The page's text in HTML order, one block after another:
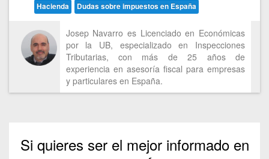
Hacienda Dudas sobre impuestos en España
Josep Navarro es Licenciado en Económicas
por la UB, especializado en Inspecciones
Tributarias, con más de 25 años de
experiencia en asesoría fiscal para empresas
y particulares en España.
Si quieres ser el mejor informado en